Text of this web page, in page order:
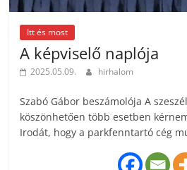
Itt és most
A képviselő naplója
2025.05.09. hirhalom
Szabó Gábor beszámolója A
köszönhetően több esetben
Irodát, hogy a parkfenntartó cég